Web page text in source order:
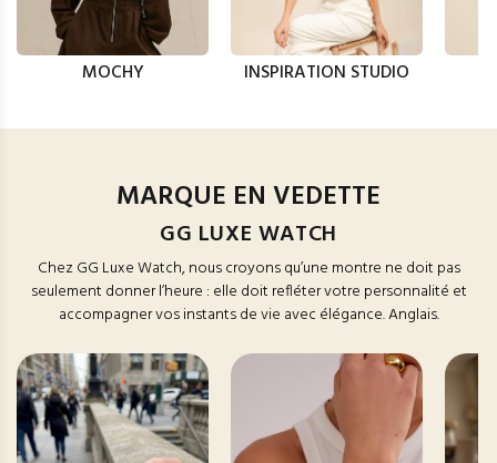
MOCHY INSPIRATION STUDIO
MARQUE EN VEDETTE
GG LUXE WATCH
Chez GG Luxe Watch, nous croyons qu’une montre ne doit pas
seulement donner l’heure : elle doit refléter votre personnalité et
accompagner vos instants de vie avec élégance. Anglais.